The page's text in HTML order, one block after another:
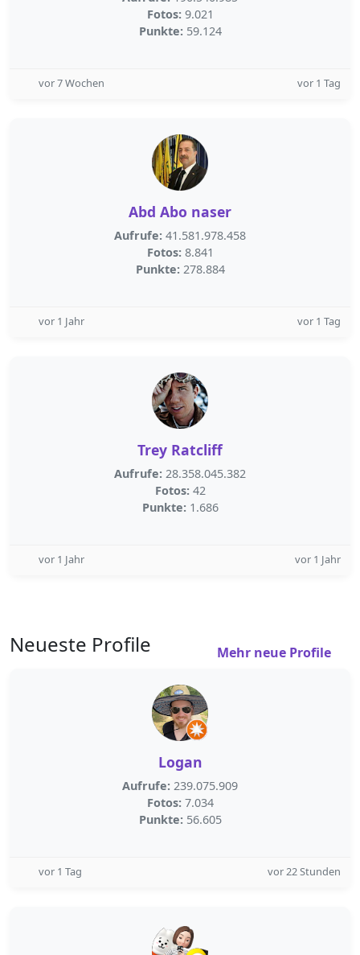
Fotos: 9.021
Punkte: 59.124
vor 7 Wochen vor 1 Tag
Abd Abo naser
Aufrufe: 41.581.978.458
Fotos: 8.841
Punkte: 278.884
vor 1 Jahr vor 1 Tag
Trey Ratcliff
Aufrufe: 28.358.045.382
Fotos: 42
Punkte: 1.686
vor 1 Jahr vor 1 Jahr
Neueste Profile Mehr neue Profile
Logan
Aufrufe: 239.075.909
Fotos: 7.034
Punkte: 56.605
vor 1 Tag vor 22 Stunden